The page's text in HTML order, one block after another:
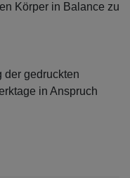
Körper in Balance zu
der gedruckten
in Anspruch